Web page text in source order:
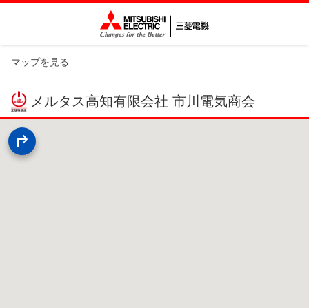
マップを見る
メルタス高知有限会社 市川電気商会